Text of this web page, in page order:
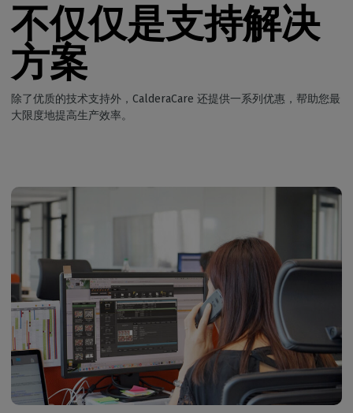
不仅仅是支持解决
方案
除了优质的技术支持外，CalderaCare 还提供一系列优惠，帮助您最
大限度地提高生产效率。